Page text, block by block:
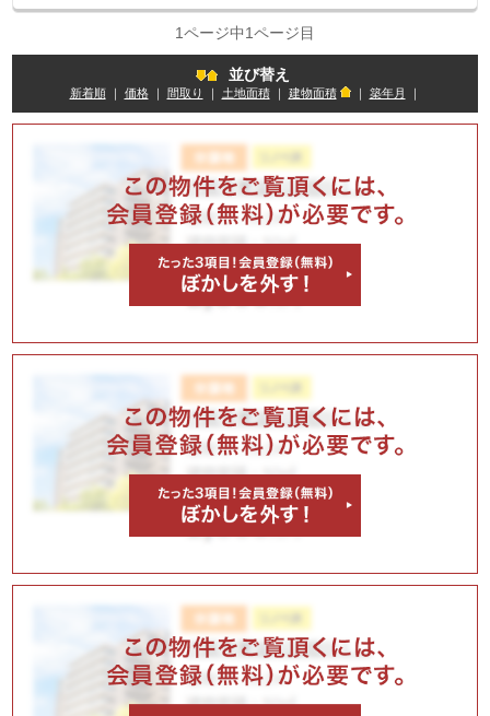
1ページ中1ページ目
並び替え
新着順｜ 価格｜ 間取り 土地面積｜ 建物面積 ｜ 築年月